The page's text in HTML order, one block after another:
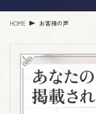
HOME お客様の声